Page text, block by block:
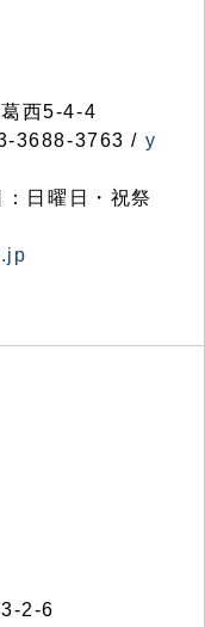
西5-4-4
3688-3763 / y
日曜日・祝祭
2-6